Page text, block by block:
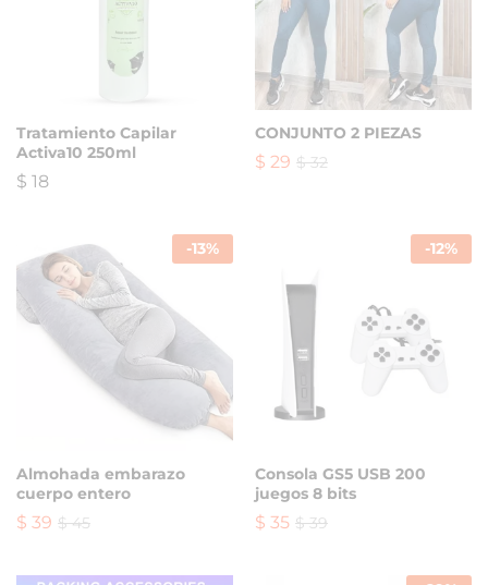
Tratamiento Capilar
Activa10 250ml
$ 18
CONJUNTO 2 PIEZAS
$ 29 $32
-13%
Almohada embarazo
cuerpo entero
$ 39 $45
-12%
Consola GS5 USB 200
juegos 8 bits
$ 35 $39